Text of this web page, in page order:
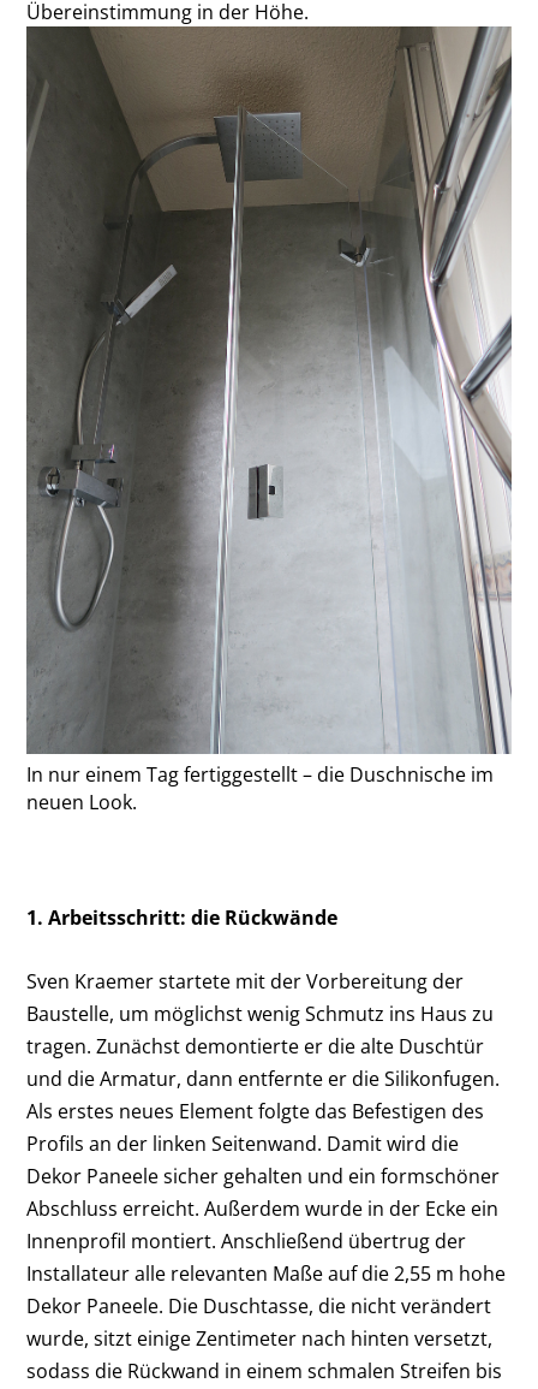
Übereinstimmung in der Höhe.
In nur einem Tag fertiggestellt – die Duschnische im
neuen Look.
1. Arbeitsschritt: die Rückwände
Sven Kraemer startete mit der Vorbereitung der
Baustelle, um möglichst wenig Schmutz ins Haus zu
tragen. Zunächst demontierte er die alte Duschtür
und die Armatur, dann entfernte er die Silikonfugen.
Als erstes neues Element folgte das Befestigen des
Profils an der linken Seitenwand. Damit wird die
Dekor Paneele sicher gehalten und ein formschöner
Abschluss erreicht. Außerdem wurde in der Ecke ein
Innenprofil montiert. Anschließend übertrug der
Installateur alle relevanten Maße auf die 2,55 m hohe
Dekor Paneele. Die Duschtasse, die nicht verändert
wurde, sitzt einige Zentimeter nach hinten versetzt,
sodass die Rückwand in einem schmalen Streifen bis